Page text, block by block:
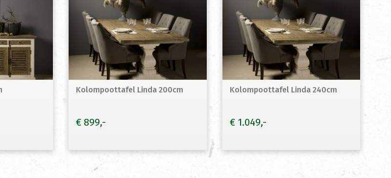
Kolompoottafel Linda 200cm
€ 899
Kolompoottafel Linda 240cm
€1.049